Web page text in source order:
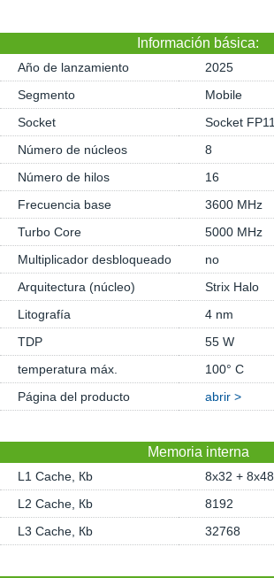
Información básica:
Año de lanzamiento
2025
Segmento
Mobile
Socket
Socket FP11
Número de núcleos
8
Número de hilos
16
Frecuencia base
3600 MHz
Turbo Core
5000 MHz
Multiplicador desbloqueado
no
Arquitectura (núcleo)
Strix Halo
Litografía
4 nm
TDP
55 W
temperatura máx.
100° C
Página del producto
abrir >
Memoria interna
L1 Cache, Кb
8x32 + 8x48
L2 Cache, Кb
8192
L3 Cache, Кb
32768